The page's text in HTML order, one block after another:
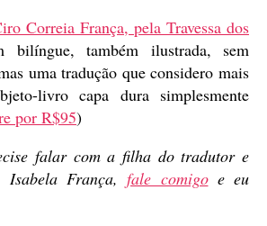
Correia França, pela Travessa dos
bilíngue, também ilustrada, sem
uma tradução que considero mais
livro capa dura simplesmente
por R$95)
falar com a filha do tradutor e
Isabela França,fale comigoe eu